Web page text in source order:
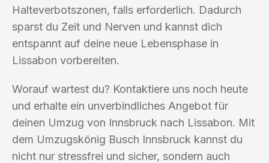
Halteverbotszonen, falls erforderlich. Dadurch
sparst du Zeit und Nerven und kannst dich
entspannt auf deine neue Lebensphase in
Lissabon vorbereiten.
Worauf wartest du? Kontaktiere uns noch heute
und erhalte ein unverbindliches Angebot für
deinen Umzug von Innsbruck nach Lissabon. Mit
dem Umzugskönig Busch Innsbruck kannst du
nicht nur stressfrei und sicher, sondern auch